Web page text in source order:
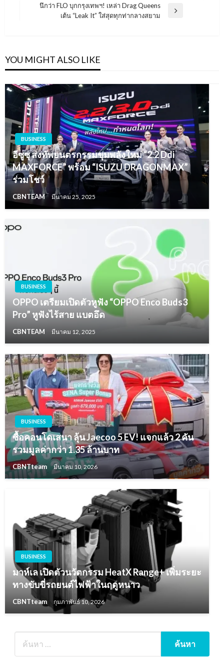
นึกว่า FLO บุกกรุงเทพฯ! เหล่า Drag Queens
เต้น “Leak It” ใส่สุดทุกท่ากลางสยาม
YOU MIGHT ALSO LIKE
BUSINESS
อีซูซุ ส่งทัพยนตรกรรมขุมพลังใหม่ “2.2 Ddi
MAXFORCE” พร้อม “ISUZU DRAGONMAX”
ร่วมโชว์
CBNTEAM มีนาคม 25, 2025
BUSINESS
OPPO เตรียมเปิดตัวหูฟัง “OPPO Enco Buds3
Pro” หูฟังไร้สาย แบตอึด
CBNTEAM มีนาคม 12, 2025
BUSINESS
ซื้อคอนโดเสนา ลุ้น Jaecoo 5 EV! แจกแล้ว 2 คัน
รวมมูลค่ากว่า 1.35 ล้านบาท
CBNTteam มีนาคม 10, 2026
BUSINESS
มาห์เล เปิดตัวนวัตกรรม HeatX Range+ เพิ่มระยะ
ทางขับขี่รถยนต์ไฟฟ้าในฤดูหนาว
CBNTteam กุมภาพันธ์ 10, 2026